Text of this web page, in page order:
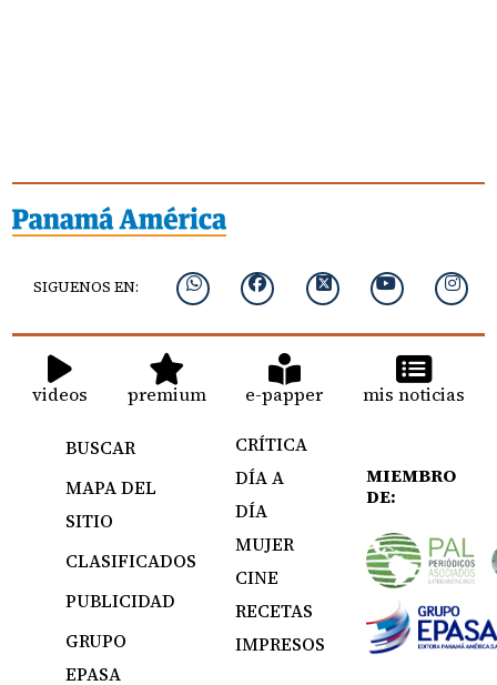
SIGUENOS EN:
videos premium e-papper mis noticias
BUSCAR
MAPA DEL
SITIO
CLASIFICADOS
PUBLICIDAD
GRUPO
EPASA
CRÍTICA
DÍA A
DÍA
MUJER
CINE
RECETAS
IMPRESOS
MIEMBRO
DE: